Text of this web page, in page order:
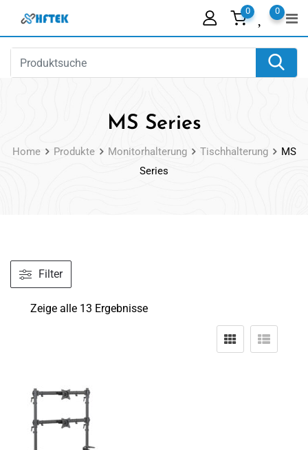
content
0
0
MS Series
Home Produkte Monitorhalterung Tischhalterung
MS
Series
Filter
Zeige alle 13 Ergebnisse